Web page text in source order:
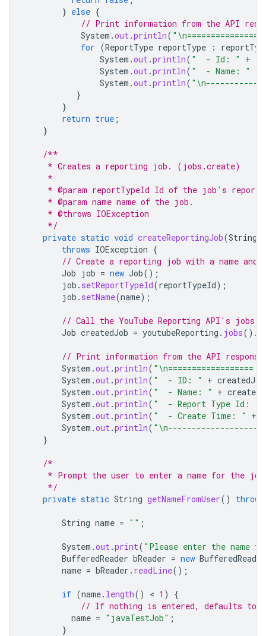
} else {
// Print information from the API
System .out.println(
for (ReportType reportType :
System .out.println( "  - Id: " +
System .out.println( "  - Name: "
System .out.println(
}
}
return true ;
}
/**
     * Creates a reporting job. (jobs.create)
     *
* @param reportTypeId Id of the job's report
     * @param name name of the job.
     * @throws IOException
     */
private static void createReportingJob(String
throws IOException {
// Create a reporting job with a name
Job job = new Job();
job . setReportTypeId(reportTypeId);
job . setName(name);
// Call the YouTube Reporting API's
Job createdJob = youtubeReporting . jobs().
// Print information from the API
System .out.println(
System .out.println( "  - ID: " + createdJob
System .out.println( "  - Name: " +
System .out.println( "  - Report Type Id: "
System .out.println( "  - Create Time: " +
System .out.println(
}
/*
* Prompt the user to enter a name for the
     */
private static String getNameFromUser() throws
String name = "" ;
System .out.print( "Please enter the name
BufferedReader bReader = new BufferedReader
name = bReader . readLine();
if (name. length() < 1 )
{
// If nothing is entered, defaults to
name = "javaTestJob" ;
}